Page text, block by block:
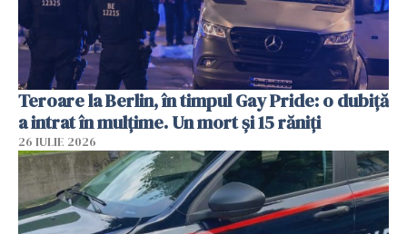
Teroare la Berlin, în timpul Gay Pride: o dubiță
a intrat în mulțime. Un mort și 15 răniți
26 IULIE 2026